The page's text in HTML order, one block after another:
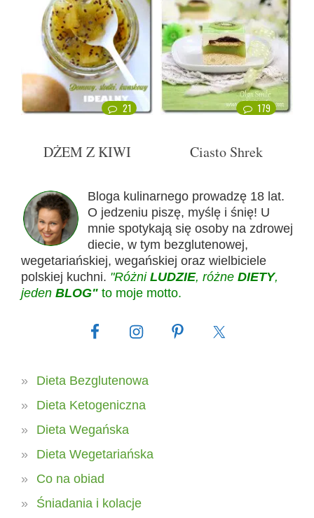
21
DŻEM Z KIWI
179
Ciasto Shrek
Bloga kulinarnego prowadzę 18 lat.
O jedzeniu piszę, myślę i śnię! U
mnie spotykają się osoby na zdrowej
diecie, w tym bezglutenowej,
wegetariańskiej, wegańskiej oraz wielbiciele
polskiej kuchni. "Różni LUDZIE, różne DIETY,
jeden BLOG" to moje motto.
Dieta Bezglutenowa
Dieta Ketogeniczna
Dieta Wegańska
Dieta Wegetariańska
Co na obiad
Śniadania i kolacje